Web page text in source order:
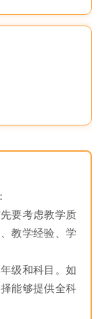
要考虑教学质
教学经验、学
级和科目。如
能够提供全科